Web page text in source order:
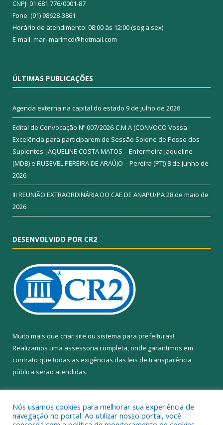
CNPJ: 01.681.776/0001-87
Fone: (91) 98628-3861
Horário de atendimento: 08:00 às 12:00 (seg a sex)
E-mail: mari-marimcd@hotmail.com
ÚLTIMAS PUBLICAÇÕES
Agenda externa na capital do estado 9 de julho de 2026
Edital de Convocação Nº 007/2026-C.M.A (CONVOCO Vossa
Excelência para participarem de Sessão Solene de Posse dos
Suplentes: JAQUELINE COSTA MATOS – Enfermeira Jaqueline
(MDB) e RUSEVEL PEREIRA DE ARAÚJO – Pereira (PT)) 8 de junho de
2026
III REUNIÃO EXTRAORDINÁRIA DO CAE DE ANAPU/PA28 de maio de
2026
DESENVOLVIDO POR CR2
Muito mais que criar site ou sistema para prefeituras!
Realizamos uma assessoria completa, onde garantimos em
contrato que todas as exigências das leis de transparência
pública serão atendidas.
Nós usamos cookies para melhorar sua experiência de
navegação no portal. Ao utilizar nosso portal, você